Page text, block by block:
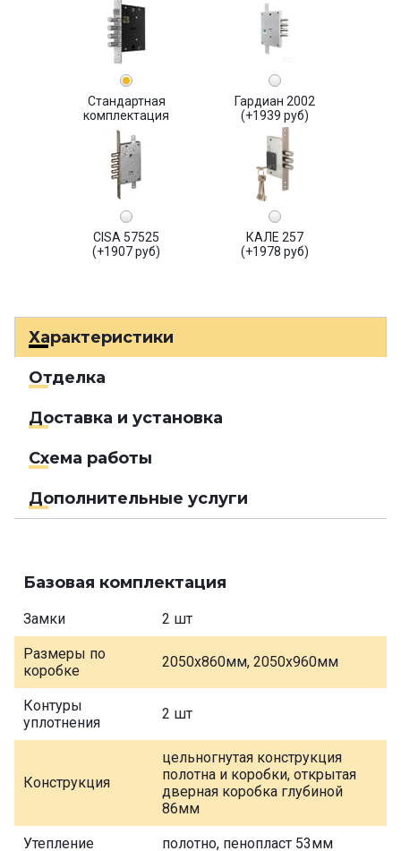
Стандартная
комплектация
Гардиан 2002
(+1939 руб)
CISA 57525
(+1907 руб)
КАЛЕ 257
(+1978 руб)
Характеристики
Отделка
Доставка и установка
Схема работы
Дополнительные услуги
Базовая комплектация
Замки 2 шт
Размеры по
коробке
2050х860мм, 2050х960мм
Контуры
уплотнения
2 шт
Конструкция
цельногнутая конструкция
полотна и коробки, открытая
дверная коробка глубиной
86мм
Утепление полотно, пенопласт 53мм